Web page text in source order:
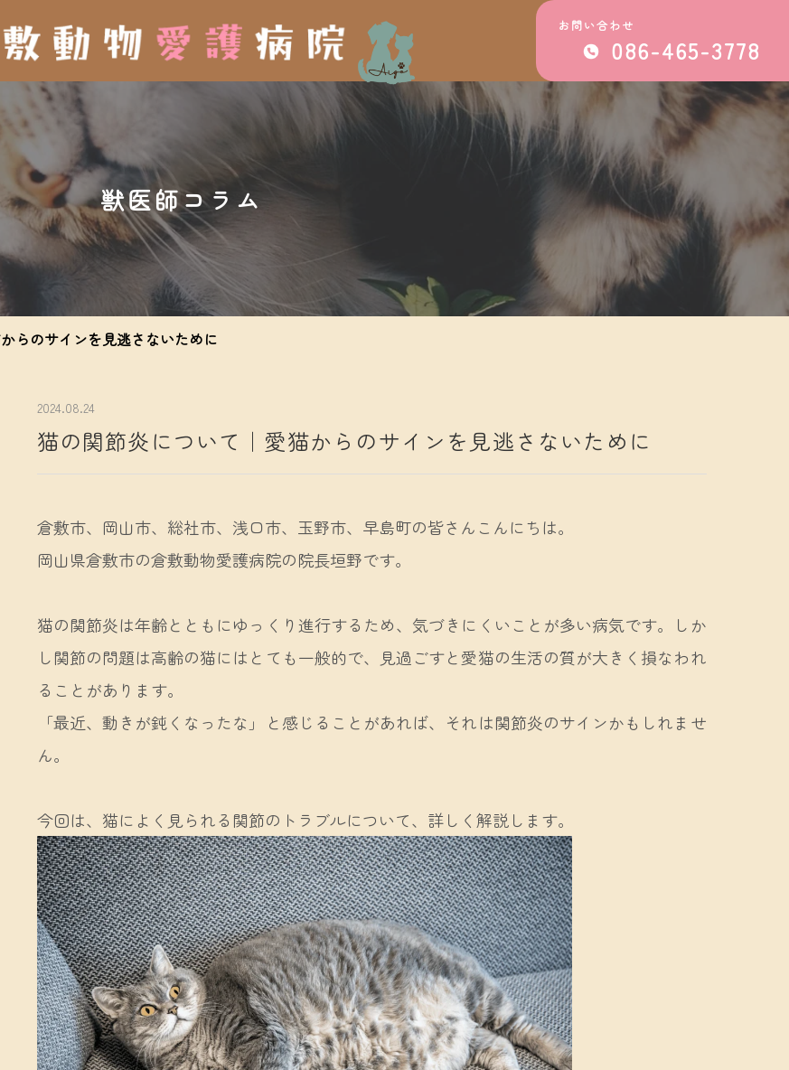
お問い合わせ
086-465-3778
獣医師コラム
のサインを見逃さないために
2024.08.24
猫の関節炎について｜愛猫からのサインを見逃さないために
倉敷市、岡山市、総社市、浅口市、玉野市、早島町の皆さんこんにちは。
岡山県倉敷市の倉敷動物愛護病院の院長垣野です。
猫の関節炎は年齢とともにゆっくり進行するため、気づきにくいことが多い病気です。しか
し関節の問題は高齢の猫にはとても一般的で、見過ごすと愛猫の生活の質が大きく損なわれ
ることがあります。
「最近、動きが鈍くなったな」と感じることがあれば、それは関節炎のサインかもしれませ
ん。
今回は、猫によく見られる関節のトラブルについて、詳しく解説します。